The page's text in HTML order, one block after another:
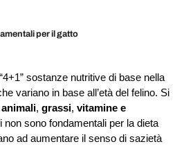
per il gatto
sostanze nutritive di base nella
variano in base all’età del felino. Si
, grassi, vitamine e
non sono fondamentali per la dieta
ad aumentare il senso di sazietà